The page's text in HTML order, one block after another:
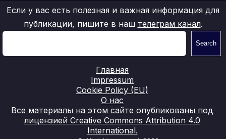
Если у вас есть полезная и важная информация для
публикации, пишите в наш телеграм канал.
Search
Главная
Impressum
Cookie Policy (EU)
О нас
Все материалы на этом сайте опубликованы под
лицензией Creative Commons Attribution 4.0
International.